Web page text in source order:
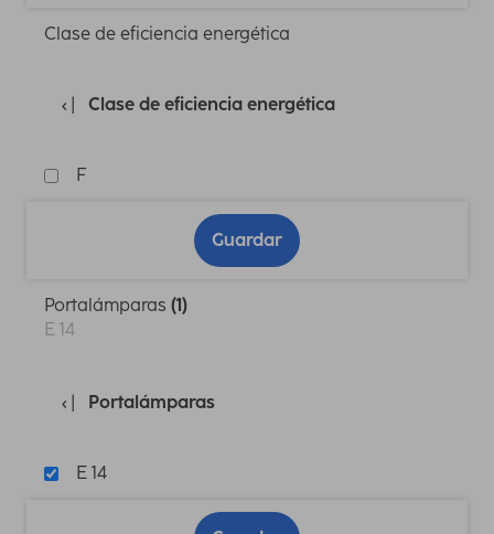
Clase de eficiencia energética
Clase de eficiencia energética
F
Guardar
Portalámparas (1)
E 14
Portalámparas
E 14